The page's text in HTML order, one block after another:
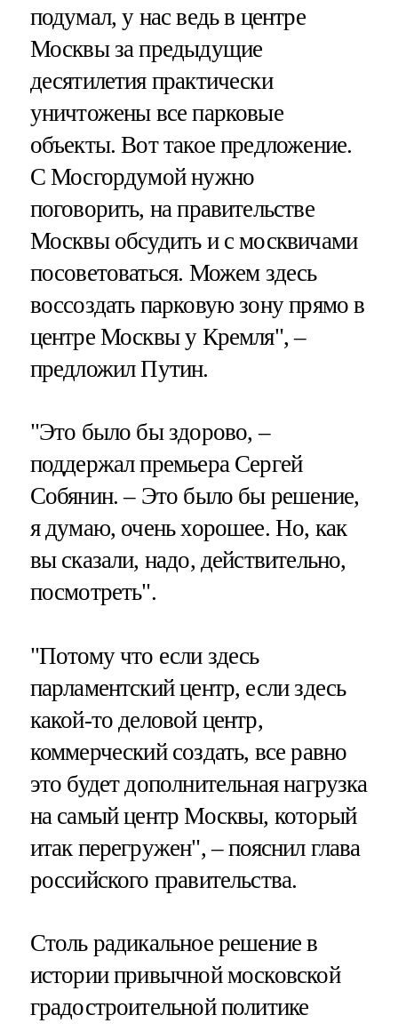
подумал, у нас ведь в центре
Москвы за предыдущие
десятилетия практически
уничтожены все парковые
объекты. Вот такое предложение.
С Мосгордумой нужно
поговорить, на правительстве
Москвы обсудить и с москвичами
посоветоваться. Можем здесь
воссоздать парковую зону прямо в
центре Москвы у Кремля", –
предложил Путин.
"Это было бы здорово, –
поддержал премьера Сергей
Собянин. – Это было бы решение,
я думаю, очень хорошее. Но, как
вы сказали, надо, действительно,
посмотреть".
"Потому что если здесь
парламентский центр, если здесь
какой-то деловой центр,
коммерческий создать, все равно
это будет дополнительная нагрузка
на самый центр Москвы, который
итак перегружен", – пояснил глава
российского правительства.
Столь радикальное решение в
истории привычной московской
градостроительной политике